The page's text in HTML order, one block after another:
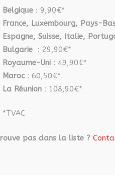
Belgique : 9,90€*
France, Luxembourg, Pays-
Espagne, Suisse, Italie,
Bulgarie
: 29,90€*
Royaume-Uni : 49,90€*
Maroc : 60,50€*
La Réunion : 108,90€*
*TVAC
pas dans la liste ?